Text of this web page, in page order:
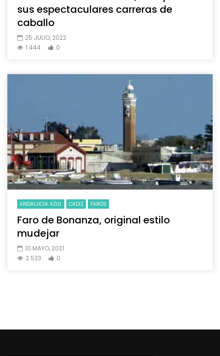
sus espectaculares carreras de
caballo
25 JULIO, 2022
1.444
0
ANDALUCIA AZUL CADIZ FAROS
Faro de Bonanza, original estilo
mudejar
10 MAYO, 2021
2.523
0